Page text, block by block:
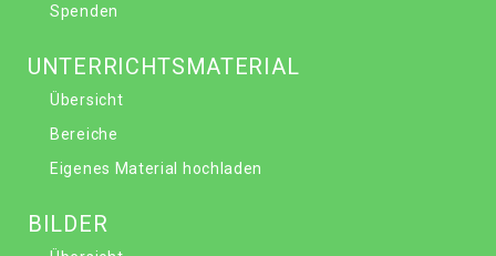
Spenden
UNTERRICHTSMATERIAL
Übersicht
Bereiche
Eigenes Material hochladen
BILDER